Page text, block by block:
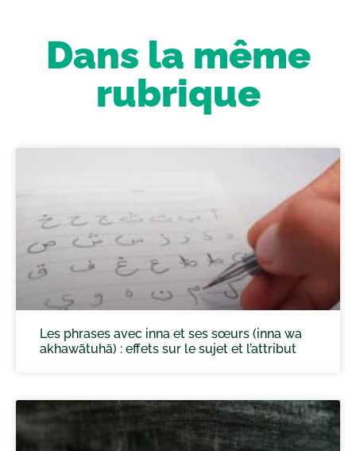
Dans la même
rubrique
Les phrases avec inna et ses sœurs (inna wa
akhawātuhā) : effets sur le sujet et l’attribut